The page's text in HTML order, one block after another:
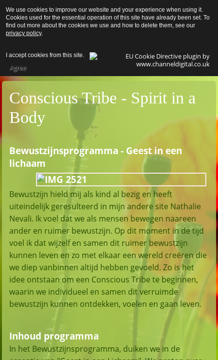
Pereg
Conscious Tribe - Spirit in a
Body
Bewustzijnsprogramma - Geest in een
lichaam
Bewustzijn hield mij als kind al bezig en heeft
uiteindelijk geresulteerd in mijn andere site Nathalie
Nevali. Ik voel dat we als mensen bewegen naareen
ander en ruimer bewustzijn. Op dit moment in de tijd
voel ik dat wijzelf en samen dit ruimer bewustzijn
kunnen leven en zo met elkaar een wereld creëren die
we diep vanbinnen altijd hebben gevoeld. Zo is het
idee ontstaan om een Conscious Tribe te beginnen,
waarin we individueel en samen dit verruimde
bewustzijn kunnen ontdekken, voelen en gaan leven.
Inhoud programma
In het Bewustzijnsprogramma, duiken we in de
We use cookies to improve our website and your experience when using it.
Cookies used for the essential operation of this site have already been set. To
find out more about the cookies we use and how to delete them, see our
privacy policy.
I accept cookies from this site.
Agree